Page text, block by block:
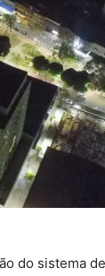
do sistema